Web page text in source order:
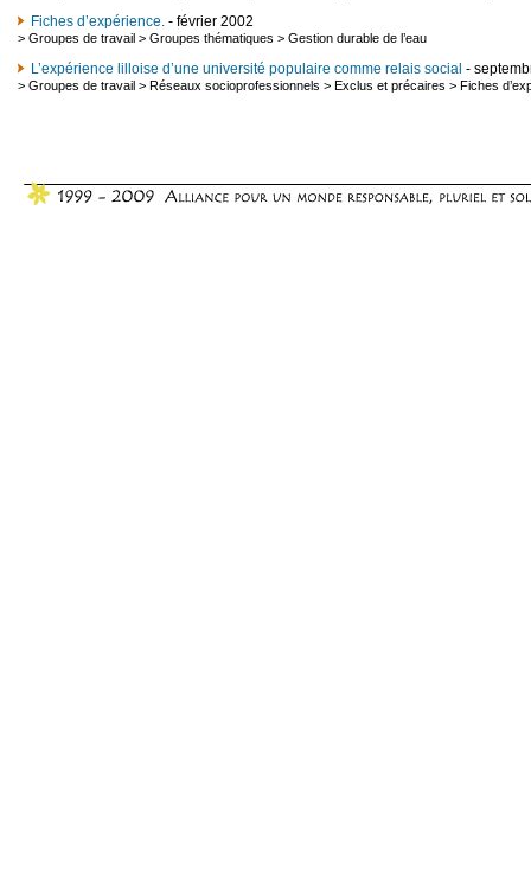
Fiches d’expérience. - février 2002
> Groupes de travail > Groupes thématiques > Gestion durable de l’eau
L’expérience lilloise d’une université populaire comme relais social -
> Groupes de travail > Réseaux socioprofessionnels > Exclus et précaires > Fiches